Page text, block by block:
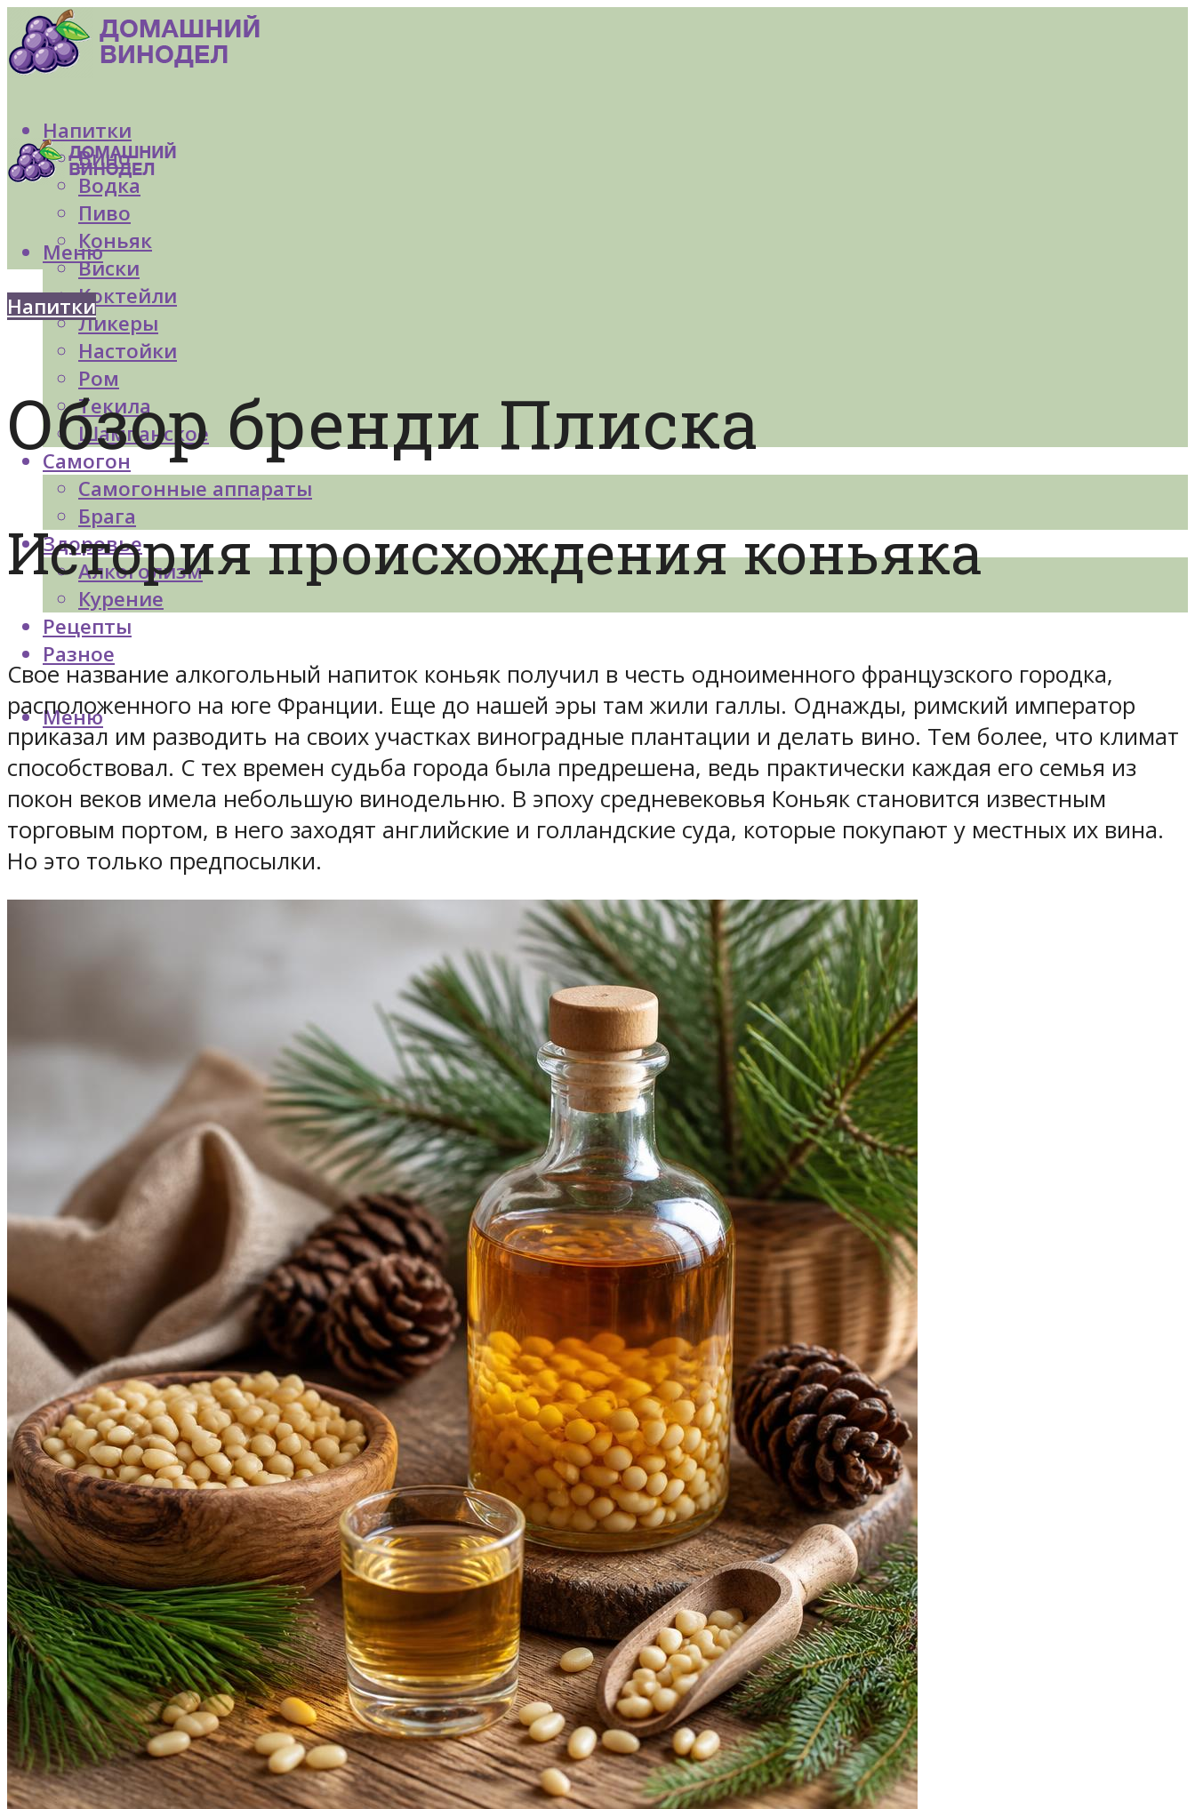
Напитки
Вино
Водка
Пиво
Коньяк
Виски
Коктейли
Ликеры
Настойки
Ром
Текила
Шампанское
Самогон
Самогонные аппараты
Брага
Здоровье
Алкоголизм
Курение
Рецепты
Разное
Меню
Меню
Напитки
Обзор бренди Плиска
История происхождения коньяка
Свое название алкогольный напиток коньяк получил в честь одноименного французского городка,
расположенного на юге Франции. Еще до нашей эры там жили галлы. Однажды, римский император
приказал им разводить на своих участках виноградные плантации и делать вино. Тем более, что климат
способствовал. С тех времен судьба города была предрешена, ведь практически каждая его семья из
покон веков имела небольшую винодельню. В эпоху средневековья Коньяк становится известным
торговым портом, в него заходят английские и голландские суда, которые покупают у местных их вина.
Но это только предпосылки.